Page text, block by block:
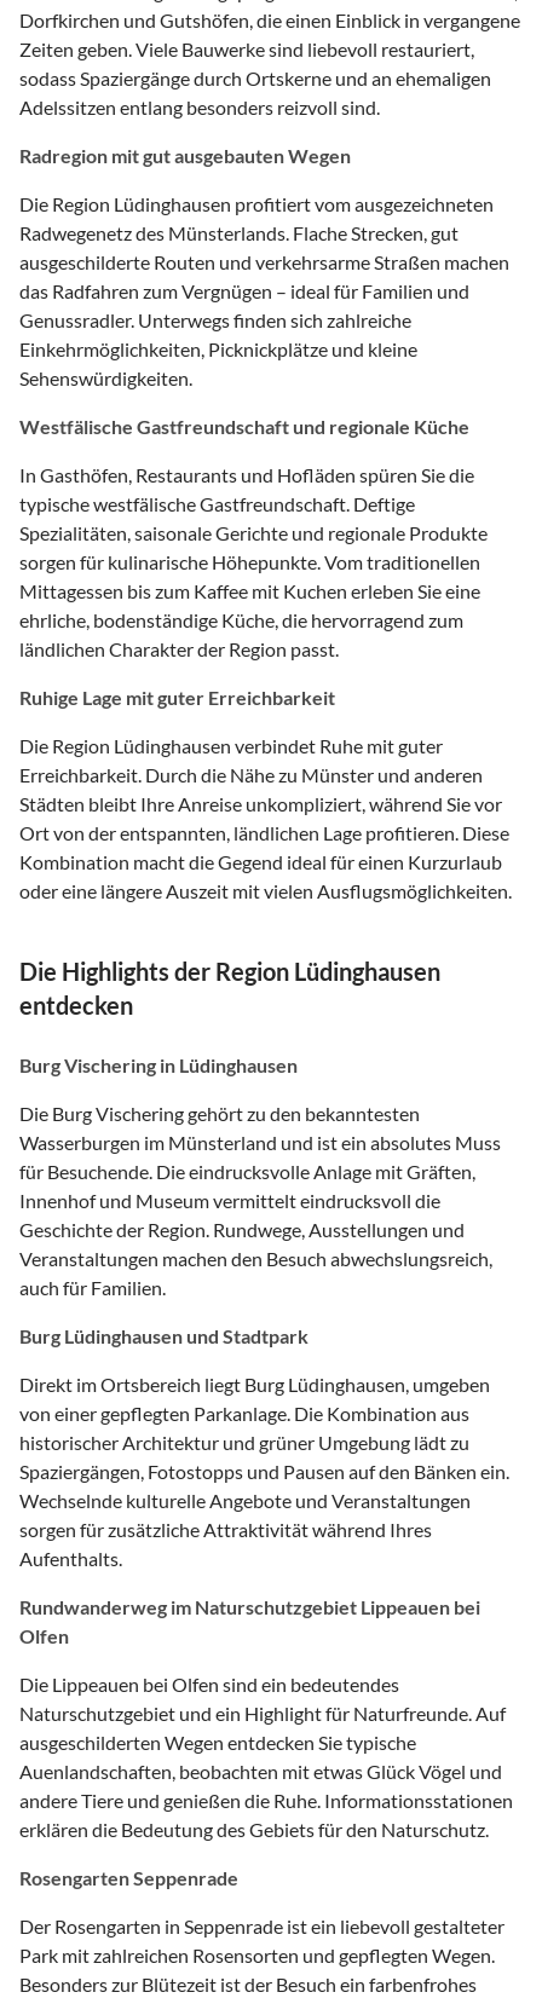
Dorfkirchen und Gutshöfen, die einen Einblick in vergangene
Zeiten geben. Viele Bauwerke sind liebevoll restauriert,
sodass Spaziergänge durch Ortskerne und an ehemaligen
Adelssitzen entlang besonders reizvoll sind.
Radregion mit gut ausgebauten Wegen
Die Region Lüdinghausen profitiert vom ausgezeichneten
Radwegenetz des Münsterlands. Flache Strecken, gut
ausgeschilderte Routen und verkehrsarme Straßen machen
das Radfahren zum Vergnügen – ideal für Familien und
Genussradler. Unterwegs finden sich zahlreiche
Einkehrmöglichkeiten, Picknickplätze und kleine
Sehenswürdigkeiten.
Westfälische Gastfreundschaft und regionale Küche
In Gasthöfen, Restaurants und Hofläden spüren Sie die
typische westfälische Gastfreundschaft. Deftige
Spezialitäten, saisonale Gerichte und regionale Produkte
sorgen für kulinarische Höhepunkte. Vom traditionellen
Mittagessen bis zum Kaffee mit Kuchen erleben Sie eine
ehrliche, bodenständige Küche, die hervorragend zum
ländlichen Charakter der Region passt.
Ruhige Lage mit guter Erreichbarkeit
Die Region Lüdinghausen verbindet Ruhe mit guter
Erreichbarkeit. Durch die Nähe zu Münster und anderen
Städten bleibt Ihre Anreise unkompliziert, während Sie vor
Ort von der entspannten, ländlichen Lage profitieren. Diese
Kombination macht die Gegend ideal für einen Kurzurlaub
oder eine längere Auszeit mit vielen Ausflugsmöglichkeiten.
Die Highlights der Region Lüdinghausen
entdecken
Burg Vischering in Lüdinghausen
Die Burg Vischering gehört zu den bekanntesten
Wasserburgen im Münsterland und ist ein absolutes Muss
für Besuchende. Die eindrucksvolle Anlage mit Gräften,
Innenhof und Museum vermittelt eindrucksvoll die
Geschichte der Region. Rundwege, Ausstellungen und
Veranstaltungen machen den Besuch abwechslungsreich,
auch für Familien.
Burg Lüdinghausen und Stadtpark
Direkt im Ortsbereich liegt Burg Lüdinghausen, umgeben
von einer gepflegten Parkanlage. Die Kombination aus
historischer Architektur und grüner Umgebung lädt zu
Spaziergängen, Fotostopps und Pausen auf den Bänken ein.
Wechselnde kulturelle Angebote und Veranstaltungen
sorgen für zusätzliche Attraktivität während Ihres
Aufenthalts.
Rundwanderweg im Naturschutzgebiet Lippeauen bei
Olfen
Die Lippeauen bei Olfen sind ein bedeutendes
Naturschutzgebiet und ein Highlight für Naturfreunde. Auf
ausgeschilderten Wegen entdecken Sie typische
Auenlandschaften, beobachten mit etwas Glück Vögel und
andere Tiere und genießen die Ruhe. Informationsstationen
erklären die Bedeutung des Gebiets für den Naturschutz.
Rosengarten Seppenrade
Der Rosengarten in Seppenrade ist ein liebevoll gestalteter
Park mit zahlreichen Rosensorten und gepflegten Wegen.
Besonders zur Blütezeit ist der Besuch ein farbenfrohes